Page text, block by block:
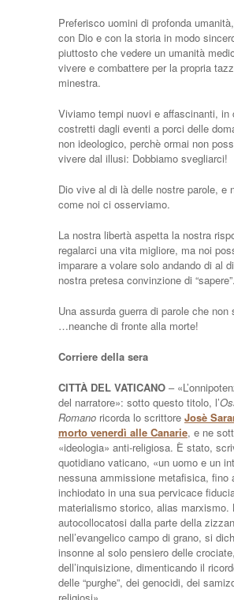
Preferisco uomini di profonda
con Dio e con la storia in modo
piuttosto che vedere un umanità
vivere e combattere per la propria
minestra.
Viviamo tempi nuovi e affascinanti, in
costretti dagli eventi a porci delle
non ideologico, perchè ormai non
vivere dal illusi: Dobbiamo svegliarci!
Dio vive al di là delle nostre parole, e
come noi ci osserviamo.
La nostra libertà aspetta la nostra
regalarci una vita migliore, ma noi
imparare a volare solo andando di al
nostra pretesa convinzione di “sapere”.
Una assurda guerra di parole che non
…neanche di fronte alla morte!
Corriere della sera
CITTÀ DEL VATICANO –
del narratore»: sotto questo titolo, l’
Romano ricorda lo scrittore Josè
morto venerdì alle Canarie, e ne
«ideologia» anti-religiosa. È stato,
quotidiano vaticano, «un uomo e un
nessuna ammissione metafisica, fino
inchiodato in una sua pervicace
materialismo storico, alias marxismo.
autocollocatosi dalla parte della
nell’evangelico campo di grano, si
insonne al solo pensiero delle
dell’inquisizione, dimenticando il
delle “purghe”, dei genocidi, dei